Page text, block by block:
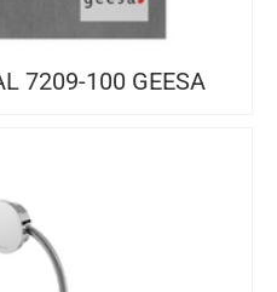
7209-100 GEESA